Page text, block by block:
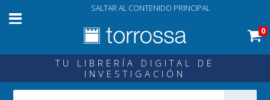
SALTAR AL CONTENIDO PRINCIPAL
0
TU LIBRERÍA DIGITAL DE
INVESTIGACIÓN